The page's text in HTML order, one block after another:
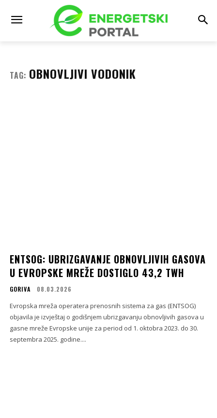
TAG: OBNOVLJIVI VODONIK
ENTSOG: UBRIZGAVANJE OBNOVLJIVIH GASOVA
U EVROPSKE MREŽE DOSTIGLO 43,2 TWH
GORIVA 08.03.2026
Evropska mreža operatera prenosnih sistema za gas (ENTSOG)
objavila je izvještaj o godišnjem ubrizgavanju obnovljivih gasova u
gasne mreže Evropske unije za period od 1. oktobra 2023. do 30.
septembra 2025. godine....